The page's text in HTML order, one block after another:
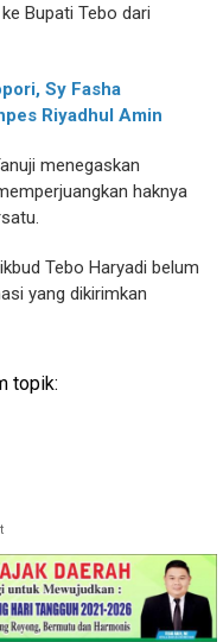
Bupati Tebo dari
Sy Fasha
Riyadhul Amin
menegaskan
haknya
Tebo Haryadi belum
yang dikirimkan
topik: